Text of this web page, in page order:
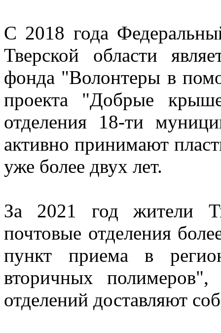
С 2018 года
Тверской области
фонда "Волонтеры в
проекта "Добрые
отделения 18-ти
активно принимают
уже более двух лет.
За 2021 год жители
почтовые отделения
пункт приема в
вторичных
отделений доставляют